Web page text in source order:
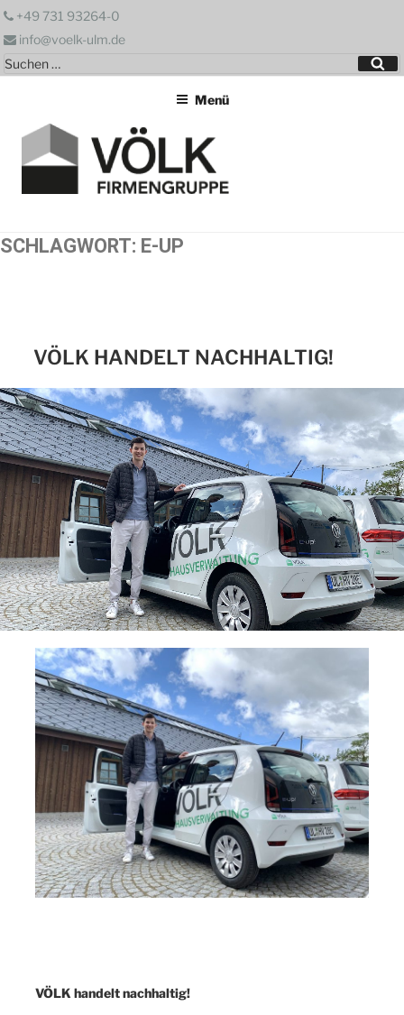
Zum
springen
+49 731 93264-0
info@voelk-ulm.de
Suchen
nach:
Menü
SCHLAGWORT: E-UP
VÖLK HANDELT NACHHALTIG!
VÖLK handelt nachhaltig!